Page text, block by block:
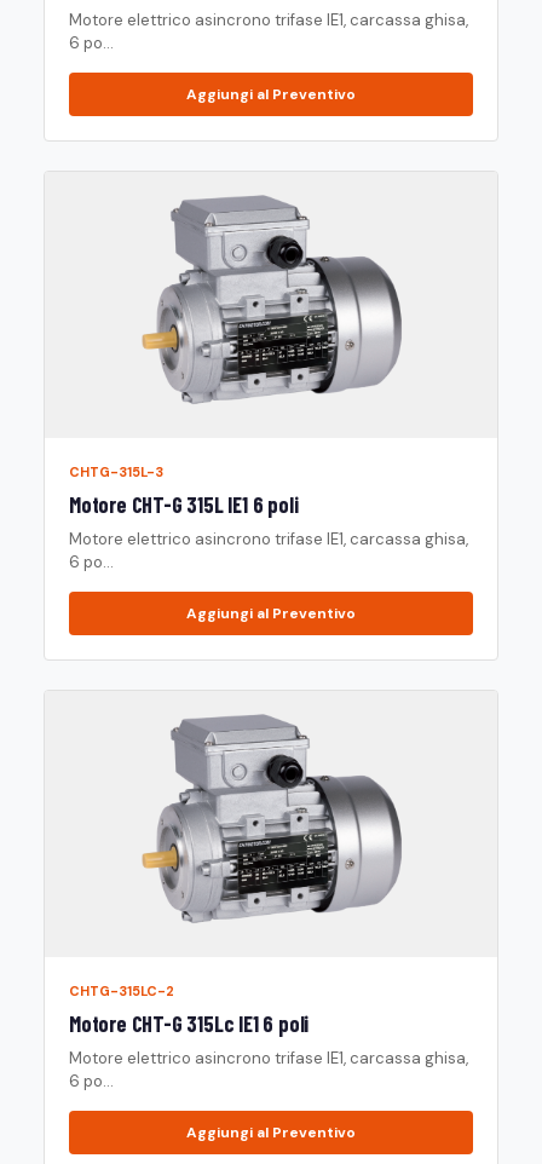
Motore elettrico asincrono trifase IE1, carcassa ghisa,
6 po...
Aggiungi al Preventivo
CHTG-315L-3
Motore CHT-G 315L IE1 6 poli
Motore elettrico asincrono trifase IE1, carcassa ghisa,
6 po...
Aggiungi al Preventivo
CHTG-315LC-2
Motore CHT-G 315Lc IE1 6 poli
Motore elettrico asincrono trifase IE1, carcassa ghisa,
6 po...
Aggiungi al Preventivo